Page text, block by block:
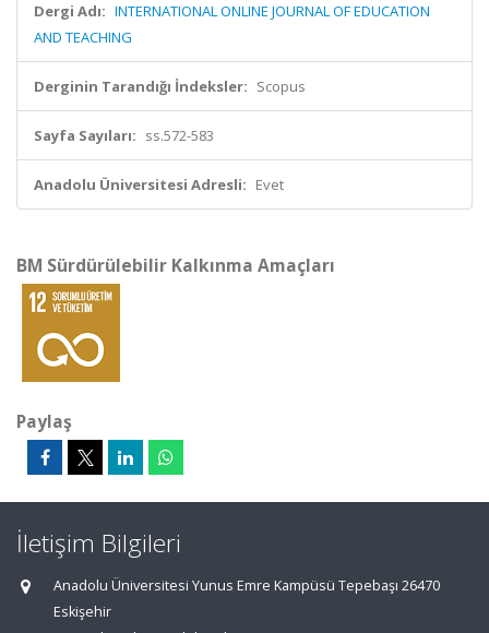
Dergi Adı: INTERNATIONAL ONLINE JOURNAL OF EDUCATION
AND TEACHING
Derginin Tarandığı İndeksler: Scopus
Sayfa Sayıları: ss.572-583
Anadolu Üniversitesi Adresli: Evet
BM Sürdürülebilir Kalkınma Amaçları
Paylaş
İletişim Bilgileri
Anadolu Üniversitesi Yunus Emre Kampüsü Tepebaşı 26470
Eskişehir